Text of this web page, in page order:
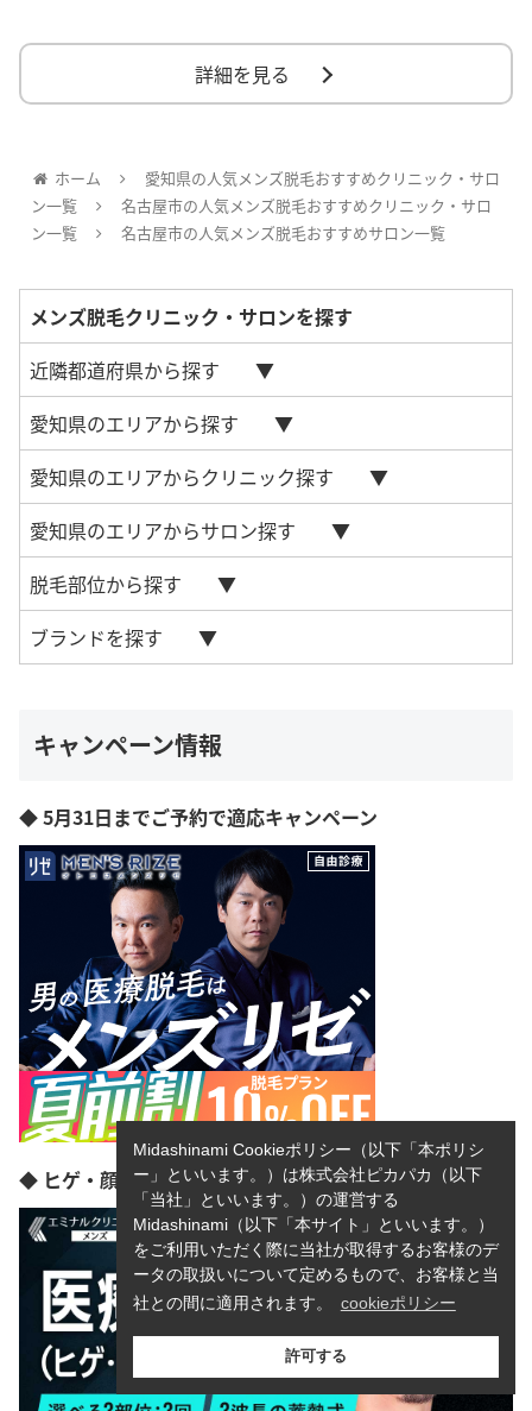
詳細を見る
ホーム
愛知県の人気メンズ脱毛おすすめクリニック・サロ
ン一覧
名古屋市の人気メンズ脱毛おすすめクリニック・サロ
ン一覧
名古屋市の人気メンズ脱毛おすすめサロン一覧
メンズ脱毛クリニック・サロンを探す
近隣都道府県から探す
愛知県のエリアから探す
愛知県のエリアからクリニック探す
愛知県のエリアからサロン探す
脱毛部位から探す
ブランドを探す
キャンペーン情報
◆ 5月31日までご予約で適応キャンペーン
◆ ヒゲ・顔脱毛選べる3部位3回
Midashinami Cookieポリシー（以下「本ポリシ
ー」といいます。）は株式会社ピカパカ（以下
「当社」といいます。）の運営する
Midashinami（以下「本サイト」といいます。）
をご利用いただく際に当社が取得するお客様のデ
ータの取扱いについて定めるもので、お客様と当
社との間に適用されます。
cookieポリシー
許可する